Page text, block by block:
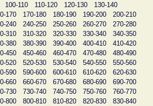
100-110 110-120 120-130
130-140
170 170-180 180-190 190-200
200-210
240 240-250 250-260 260-270
270-280
310 310-320 320-330 330-340
340-350
380 380-390 390-400 400-410
410-420
450 450-460 460-470 470-480
480-490
520 520-530 530-540 540-550
550-560
590 590-600 600-610 610-620
620-630
660 660-670 670-680 680-690
690-700
730 730-740 740-750 750-760
760-770
800 800-810 810-820 820-830
830-840